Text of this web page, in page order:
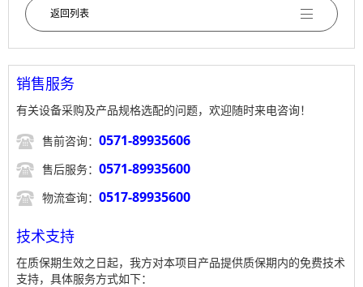
返回列表
销售服务
有关设备采购及产品规格选配的问题，欢迎随时来电咨询！
 售前咨询： 0571-89935606
 售后服务： 0571-89935600
 物流查询： 0517-89935600
技术支持
在质保期生效之日起，我方对本项目产品提供质保期内的免费技术
支持，具体服务方式如下：